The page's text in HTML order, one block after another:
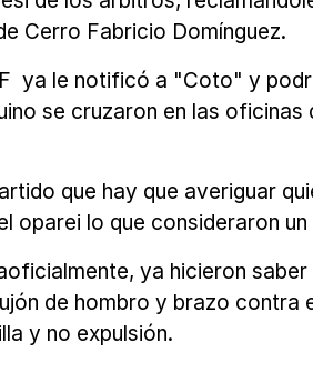
Cerro Fabricio Domínguez.
ya le notificó a "Coto" y
se cruzaron en las
que hay que averiguar
oparei lo que consideraron
ya hicieron
de hombro y brazo contra
y no expulsión.